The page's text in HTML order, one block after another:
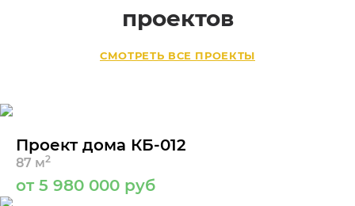
проектов
СМОТРЕТЬ ВСЕ ПРОЕКТЫ
Проект дома КБ-012
87 м2
от 5 980 000 руб